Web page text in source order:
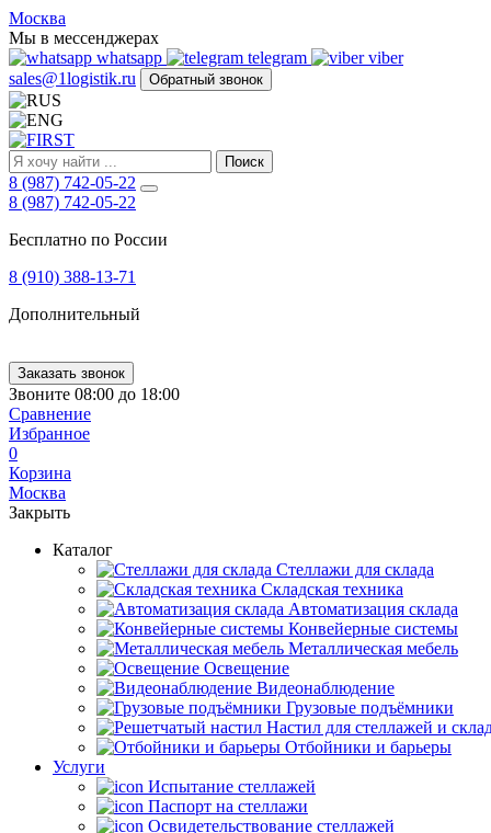
FIRST
Адрес
и
телефон:
Москва,
Алтуфьевское
ш.
д.
48,
корпус
2,
офис
127549
Россия
250-
21-
51,
E-
mail:
sales@1Logistik.ru
Москва
Мы в мессенджерах
whatsapp
telegram
viber
sales@1logistik.ru
Обратный звонок
Поиск
8 (987) 742-05-22
8 (987) 742-05-22
Бесплатно по России
8 (910) 388-13-71
Дополнительный
Заказать звонок
Звоните 08:00 до 18:00
Сравнение
Избранное
0
Корзина
Москва
Закрыть
Каталог
Cтеллажи для склада
Складская техника
Автоматизация склада
Конвейерные системы
Металлическая мебель
Освещение
Видеонаблюдение
Грузовые подъёмники
Настил для стеллажей и
Отбойники и барьеры
Услуги
Испытание стеллажей
Паспорт на стеллажи
Освидетельствование стеллажей